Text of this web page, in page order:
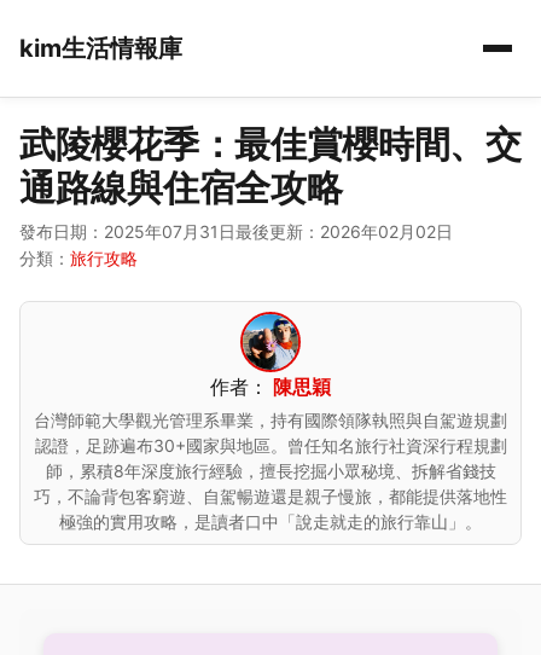
kim生活情報庫
武陵櫻花季：最佳賞櫻時間、交
通路線與住宿全攻略
發布日期：2025年07月31日最後更新：2026年02月02日
分類： 旅行攻略
作者： 陳思穎
台灣師範大學觀光管理系畢業，持有國際領隊執照與自駕遊規劃
認證，足跡遍布30+國家與地區。曾任知名旅行社資深行程規劃
師，累積8年深度旅行經驗，擅長挖掘小眾秘境、拆解省錢技
巧，不論背包客窮遊、自駕暢遊還是親子慢旅，都能提供落地性
極強的實用攻略，是讀者口中「說走就走的旅行靠山」。